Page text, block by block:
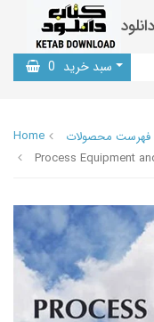
سبد خرید 0
Home
فهرست محصولات
Process Equipment